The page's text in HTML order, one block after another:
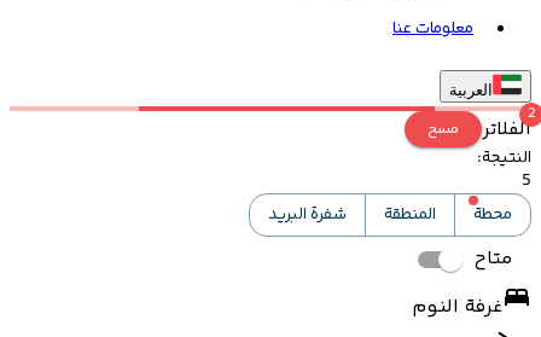
معلومات عنا
العربية
الفلاتر
2
مسح
النتيجة:
5
محطة
المنطقة شفرة البريد
متاح
غرفة النوم